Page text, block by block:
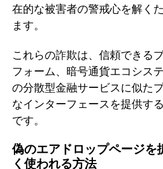
在的な被害者の警戒心を解く
ます。
これらの詐欺は、信頼できる
フォーム、暗号通貨エコシス
の分散型金融サービスに似た
なインターフェースを提供す
です。
偽のエアドロップページを
く使われる方法